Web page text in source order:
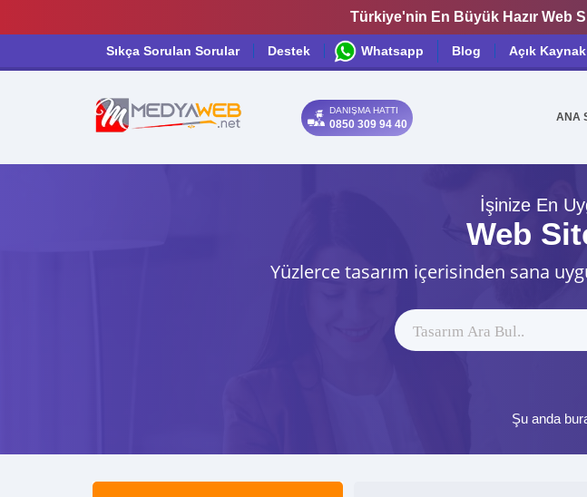
Türkiye'nin En Büyük Hazır Web
Sıkça Sorulan Sorular Destek Whatsapp Blog Açık Kaynak
DANIŞMA HATTI
0850 309 94 40
ANA
İşinize En
Web
Yüzlerce tasarım içerisinden sana
Şu anda